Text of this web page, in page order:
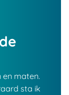
en maten.
sta ik